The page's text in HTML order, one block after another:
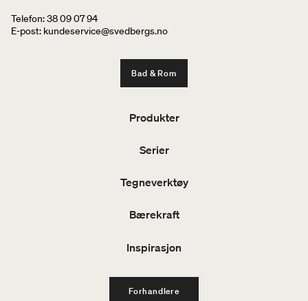
Telefon: 38 09 07 94
E-post: kundeservice@svedbergs.no
Bad & Rom
Produkter
Serier
Tegneverktøy
Bærekraft
Inspirasjon
Forhandlere